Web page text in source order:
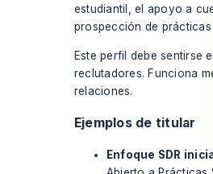
estudiantil, el apoyo a
prospección de
Este perfil debe sentirse
reclutadores. Funciona
relaciones.
Ejemplos de titular
Enfoque SDR